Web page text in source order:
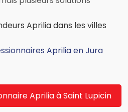
Aprilia dans les villes
Aprilia en Jura
Aprilia à Saint Lupicin